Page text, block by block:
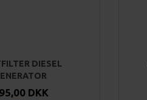
DIESEL
DKK